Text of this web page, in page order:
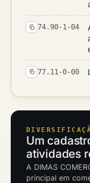
74.90-1-04
77.11-0-00
Um
atividades
A DIMAS
principal em